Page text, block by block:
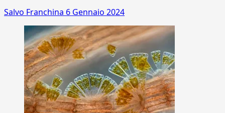
Salvo Franchina 6 Gennaio 2024